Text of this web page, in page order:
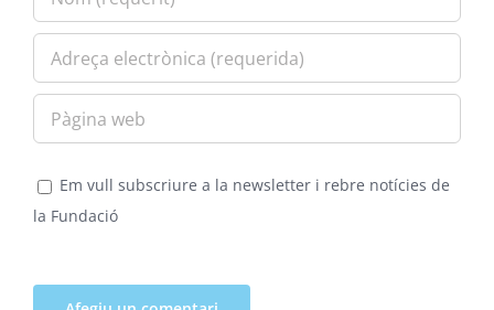
Em vull subscriure a la newsletter i rebre notícies de
la Fundació